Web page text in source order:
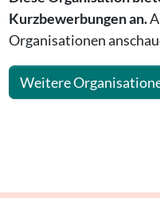
Kurzbewerbungen an.
Organisationen
Weitere